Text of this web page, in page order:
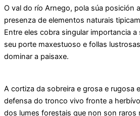
O val do río Arnego, pola súa posición
presenza de elementos naturais
Entre eles cobra singular importancia
seu porte maxestuoso e follas
dominar a paisaxe.
A cortiza da sobreira e grosa e rugosa
defensa do tronco vivo fronte a
dos lumes forestais que non son raros